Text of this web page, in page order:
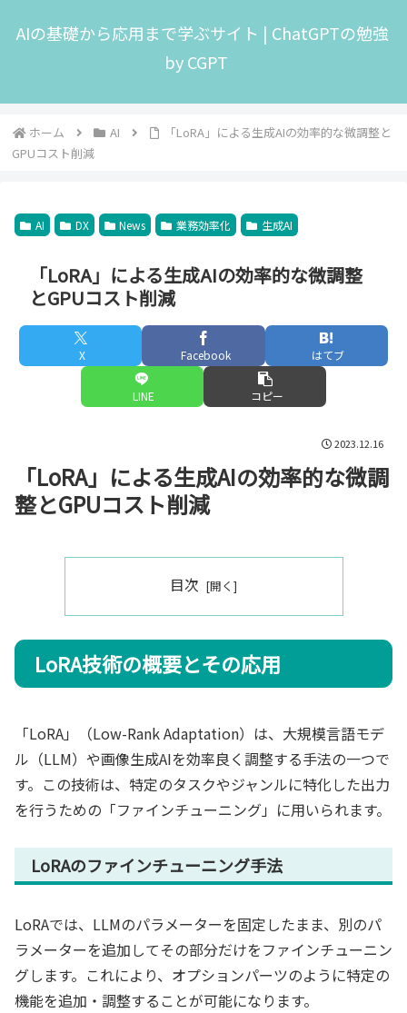
AIの基礎から応用まで学ぶサイト | ChatGPTの勉強
by CGPT
ホーム AI
「LoRA」による生成AIの効率的な微調整と
GPUコスト削減
AI DX News 業務効率化 生成AI
「LoRA」による生成AIの効率的な微調整
とGPUコスト削減
X Facebook はてブ
LINE コピー
2023.12.16
「LoRA」による生成AIの効率的な微調
整とGPUコスト削減
目次
LoRA技術の概要とその応用
「LoRA」（Low-Rank Adaptation）は、大規模言語モデ
ル（LLM）や画像生成AIを効率良く調整する手法の一つで
す。この技術は、特定のタスクやジャンルに特化した出力
を行うための「ファインチューニング」に用いられます。
LoRAのファインチューニング手法
LoRAでは、LLMのパラメーターを固定したまま、別のパ
ラメーターを追加してその部分だけをファインチューニン
グします。これにより、オプションパーツのように特定の
機能を追加・調整することが可能になります。